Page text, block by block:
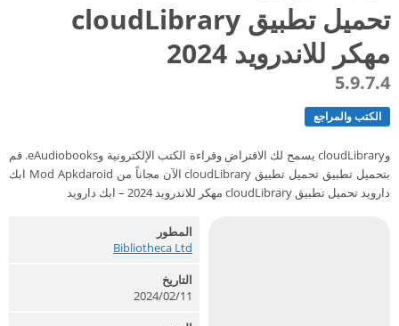
تحميل تطبيق cloudLibrary
مهكر للاندرويد 2024
5.9.7.4
الكتب والمراجع
وcloudLibrary يسمح لك الاقتراض وقراءة الكتب الإلكترونية وeAudiobooks. قم
بتحميل تطبيق تحميل تطبيق cloudLibrary الآن مجاناً من Mod Apkdaroid ابك
دارويد تحميل تطبيق cloudLibrary مهكر للاندرويد 2024 – ابك دارويد
المطور
Bibliotheca Ltd‏
التاريخ
2024/02/11